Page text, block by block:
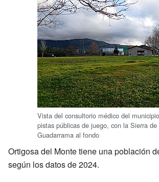
Vista del consultorio médico del
pistas públicas de juego, con la Sierra de
Guadarrama al fondo
Ortigosa del Monte tiene una población
según los datos de 2024.